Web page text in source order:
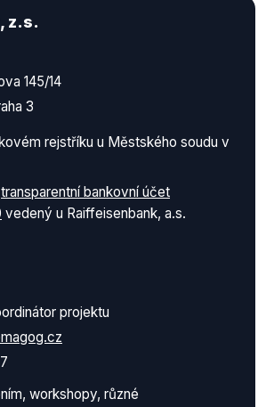
z.s.
145/14
3
rejstříku u Městského soudu v
transparentní bankovní účet
vedený u Raiffeisenbank, a.s.
projektu
workshopy, různé